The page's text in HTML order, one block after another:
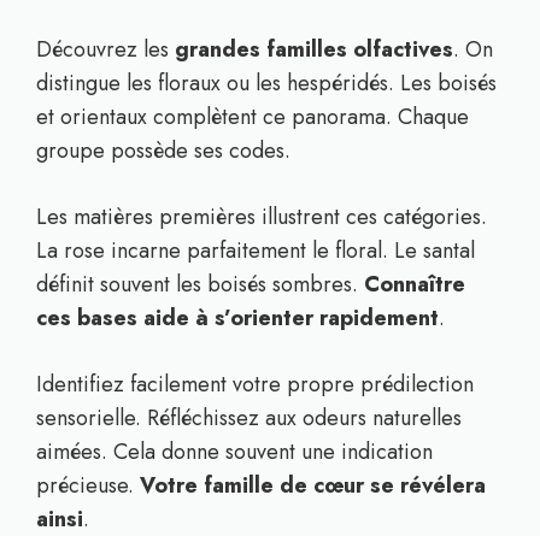
Découvrez les grandes familles olfactives. On
distingue les floraux ou les hespéridés. Les boisés
et orientaux complètent ce panorama. Chaque
groupe possède ses codes.
Les matières premières illustrent ces catégories.
La rose incarne parfaitement le floral. Le santal
définit souvent les boisés sombres. Connaître
ces bases aide à s’orienter rapidement.
Identifiez facilement votre propre prédilection
sensorielle. Réfléchissez aux odeurs naturelles
aimées. Cela donne souvent une indication
précieuse. Votre famille de cœur se révélera
ainsi.